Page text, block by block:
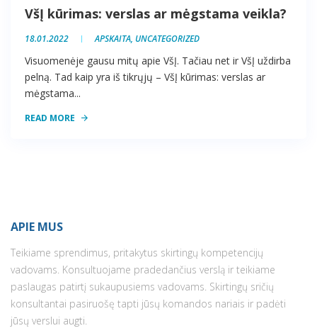
VšĮ kūrimas: verslas ar mėgstama veikla?
18.01.2022 APSKAITA, UNCATEGORIZED
Visuomenėje gausu mitų apie VšĮ. Tačiau net ir VšĮ uždirba
pelną. Tad kaip yra iš tikrųjų – VšĮ kūrimas: verslas ar
mėgstama...
READ MORE
APIE MUS
Teikiame sprendimus, pritakytus skirtingų kompetencijų
vadovams. Konsultuojame pradedančius verslą ir teikiame
paslaugas patirtį sukaupusiems vadovams. Skirtingų sričių
konsultantai pasiruošę tapti jūsų komandos nariais ir padėti
jūsų verslui augti.